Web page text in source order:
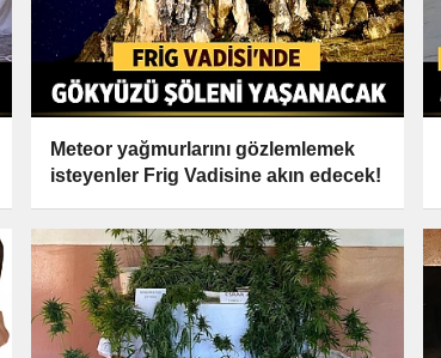
Meteor yağmurlarını gözlemlemek
isteyenler Frig Vadisine akın edecek!